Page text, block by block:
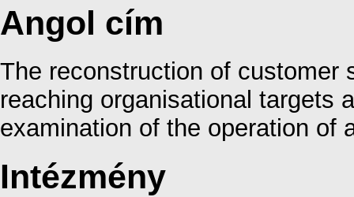
Angol cím
The reconstruction of customer
reaching organisational targets
examination of the operation of
Intézmény